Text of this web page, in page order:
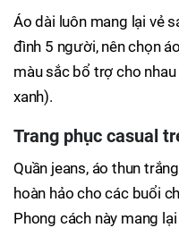
Áo dài luôn mang lại vẻ
đình 5 người, nên chọn
màu sắc bổ trợ cho
xanh).
Trang phục casual
Quần jeans, áo thun
hoàn hảo cho các buổi
Phong cách này mang